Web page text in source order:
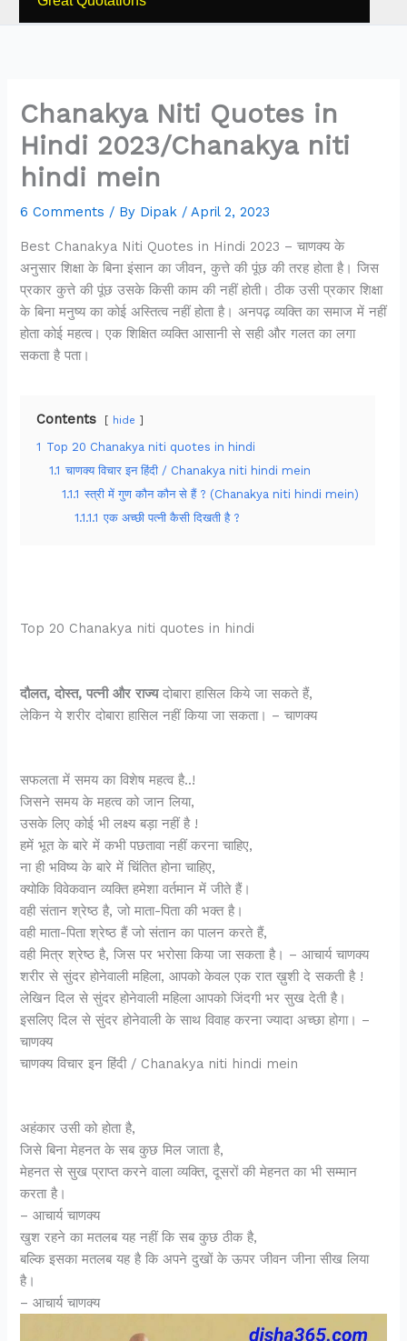
Chanakya Niti Quotes in
Hindi 2023/Chanakya niti
hindi mein
6 Comments / By Dipak /April 2, 2023
Best Chanakya Niti Quotes in Hindi 2023 – चाणक्य के
अनुसार शिक्षा के बिना इंसान का जीवन, कुत्ते की पूंछ की तरह होता है। जिस
प्रकार कुत्ते की पूंछ उसके किसी काम की नहीं होती। ठीक उसी प्रकार शिक्षा
के बिना मनुष्य का कोई अस्तित्व नहीं होता है। अनपढ़ व्यक्ति का समाज में नहीं
होता कोई महत्व। एक शिक्षित व्यक्ति आसानी से सही और गलत का लगा
सकता है पता।
Contents hide
1 Top 20 Chanakya niti quotes in hindi
1.1 चाणक्य विचार इन हिंदी / Chanakya niti hindi mein
1.1.1 स्त्री में गुण कौन कौन से हैं ? (Chanakya niti hindi mein)
1.1.1.1 एक अच्छी पत्नी कैसी दिखती है ?
Top 20 Chanakya niti quotes in hindi
दौलत, दोस्त, पत्नी और राज्यदोबारा हासिल किये जा सकते हैं,
लेकिन ये शरीर दोबारा हासिल नहीं किया जा सकता। – चाणक्य
सफलता में समय का विशेष महत्व है..!
जिसने समय के महत्व को जान लिया,
उसके लिए कोई भी लक्ष्य बड़ा नहीं है !
हमें भूत के बारे में कभी पछतावा नहीं करना चाहिए,
ना ही भविष्य के बारे में चिंतित होना चाहिए,
क्योकि विवेकवान व्यक्ति हमेशा वर्तमान में जीते हैं।
वही संतान श्रेष्ठ है, जो माता-पिता की भक्त है।
वही माता-पिता श्रेष्ठ हैं जो संतान का पालन करते हैं,
वही मित्र श्रेष्ठ है, जिस पर भरोसा किया जा सकता है। – आचार्य चाणक्य
शरीर से सुंदर होनेवाली महिला, आपको केवल एक रात ख़ुशी दे सकती है !
लेखिन दिल से सुंदर होनेवाली महिला आपको जिंदगी भर सुख देती है।
इसलिए दिल से सुंदर होनेवाली के साथ विवाह करना ज्यादा अच्छा होगा। –
चाणक्य
चाणक्य विचार इन हिंदी / Chanakya niti hindi mein
अहंकार उसी को होता है,
जिसे बिना मेहनत के सब कुछ मिल जाता है,
मेहनत से सुख प्राप्त करने वाला व्यक्ति, दूसरों की मेहनत का भी सम्मान
करता है।
– आचार्य चाणक्य
खुश रहने का मतलब यह नहीं कि सब कुछ ठीक है,
बल्कि इसका मतलब यह है कि अपने दुखों के ऊपर जीवन जीना सीख लिया
है।
– आचार्य चाणक्य